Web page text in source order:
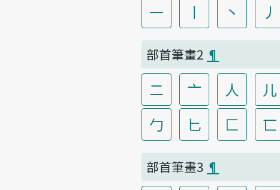
一 丨 丶 丿
部首筆畫2 ¶
二 亠 人 儿
勹
匕 匚 匸
部首筆畫3 ¶